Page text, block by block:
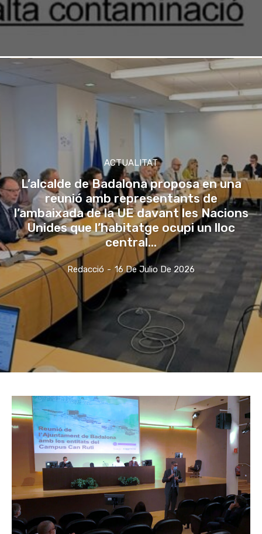
ACTUALITAT
L’alcalde de Badalona proposa en una
reunió amb representants de
l’ambaixada de la UE davant les Nacions
Unides que l’habitatge ocupi un lloc
central...
Redacció - 16 De Julio De 2026